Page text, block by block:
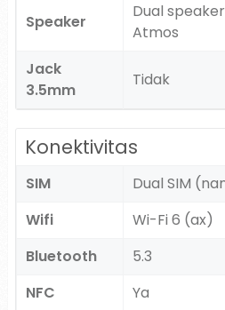
Speaker
Dual
Atmos
Jack
3.5mm
Tidak
Konektivitas
SIM
Dual SIM
Wifi
Wi-Fi 6 (ax)
Bluetooth
5.3
NFC
Ya